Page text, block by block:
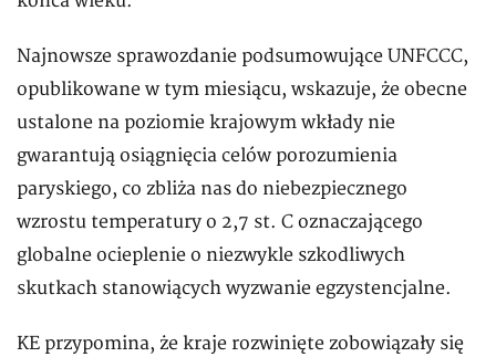
Najnowsze sprawozdanie podsumowujące UNFCCC,
opublikowane w tym miesiącu, wskazuje, że obecne
ustalone na poziomie krajowym wkłady nie
gwarantują osiągnięcia celów porozumienia
paryskiego, co zbliża nas do niebezpiecznego
wzrostu temperatury o 2,7 st. C oznaczającego
globalne ocieplenie o niezwykle szkodliwych
skutkach stanowiących wyzwanie egzystencjalne.
KE przypomina, że kraje rozwinięte zobowiązały się